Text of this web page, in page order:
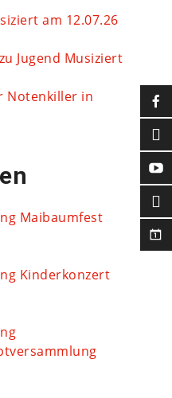
am 12.07.26
Jugend Musiziert
Notenkiller in
Maibaumfest
Kinderkonzert